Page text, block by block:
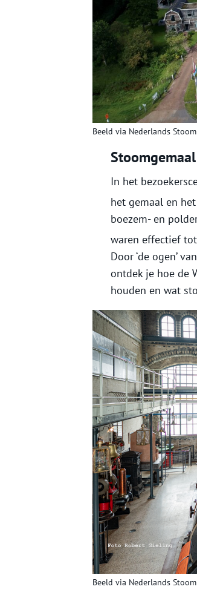
Beeld via Nederlands
In het
het gemaal en
boezem- en
waren effectief
Door ‘de ogen’
ontdek je hoe de
houden en wat
Beeld via Nederlands